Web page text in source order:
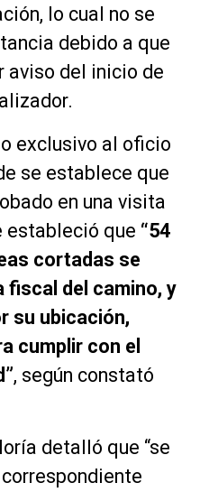
lo cual no se
debido a que
del inicio de
exclusivo al oficio
se establece que
en una visita
estableció que “54
cortadas se
fiscal del camino, y
su ubicación,
cumplir con el
, según constató
detalló que “se